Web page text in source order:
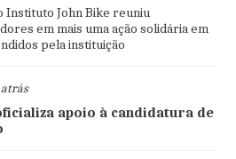
Instituto John Bike reuniu
em mais uma ação solidária em
pela instituição
apoio à candidatura de